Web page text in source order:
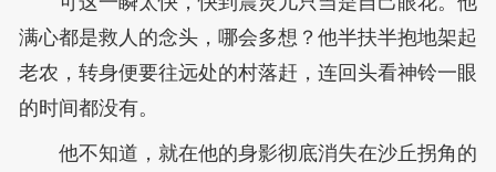
满心都是救人的念头，哪会多想？他半扶半抱地架起
老农，转身便要往远处的村落赶，连回头看神铃一眼
的时间都没有。
他不知道，就在他的身影彻底消失在沙丘拐角的